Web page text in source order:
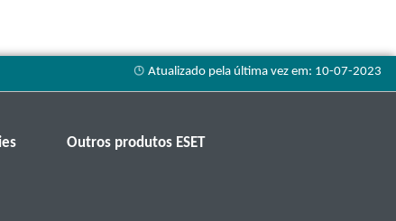
Outros produtos ESET